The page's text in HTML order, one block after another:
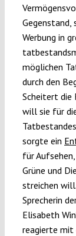
Gegenstand,
Werbung in
möglichen
durch den
Scheitert die
will sie für
Tatbestandes
sorgte ein
für
Grüne und
streichen
Sprecherin
Elisabeth
reagierte mit